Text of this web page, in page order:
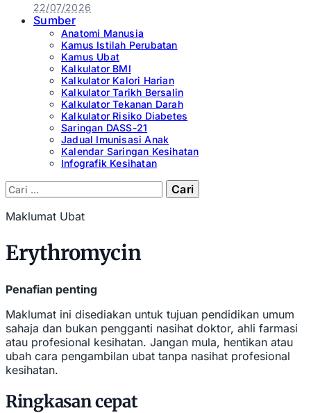
22/07/2026
Sumber
Anatomi Manusia
Kamus Istilah Perubatan
Kamus Ubat
Kalkulator BMI
Kalkulator Kalori Harian
Kalkulator Tarikh Bersalin
Kalkulator Tekanan Darah
Kalkulator Risiko Diabetes
Saringan DASS-21
Jadual Imunisasi Anak
Kalendar Saringan Kesihatan
Infografik Kesihatan
Cari:
Maklumat Ubat
Erythromycin
Penafian penting
Maklumat ini disediakan untuk tujuan pendidikan umum
sahaja dan bukan pengganti nasihat doktor, ahli farmasi
atau profesional kesihatan. Jangan mula, hentikan atau
ubah cara pengambilan ubat tanpa nasihat profesional
kesihatan.
Ringkasan cepat